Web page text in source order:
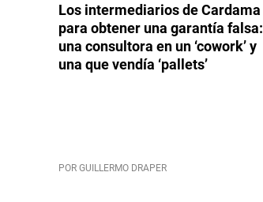
Los intermediarios de Cardama
para obtener una garantía falsa:
una consultora en un ‘cowork’ y
una que vendía ‘pallets’
POR GUILLERMO DRAPER